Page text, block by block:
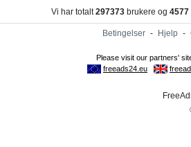
Vi har totalt297373 brukere og 4577
Betingelser - Hjelp -